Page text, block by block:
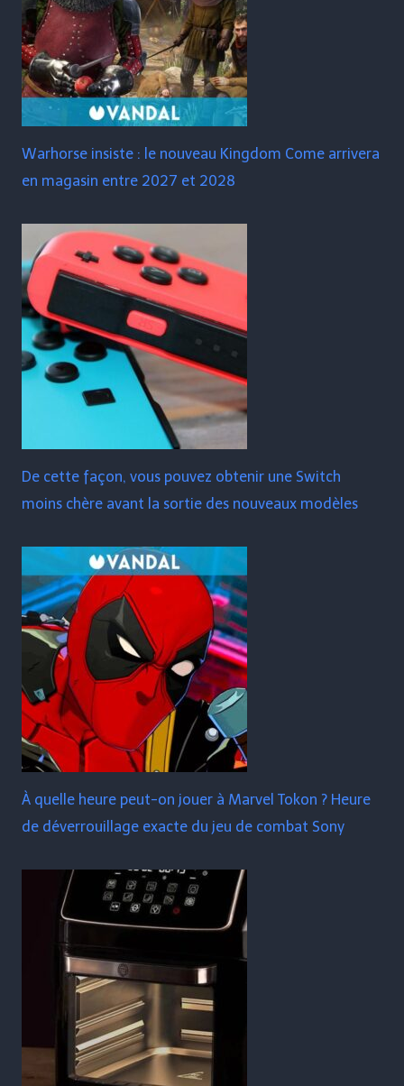
Warhorse insiste : le nouveau Kingdom Come arrivera
en magasin entre 2027 et 2028
De cette façon, vous pouvez obtenir une Switch
moins chère avant la sortie des nouveaux modèles
À quelle heure peut-on jouer à Marvel Tokon ? Heure
de déverrouillage exacte du jeu de combat Sony